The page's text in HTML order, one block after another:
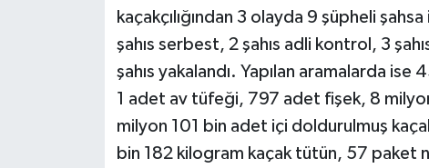
kaçakçılığından 3 olayda 9 şüpheli
şahıs serbest, 2 şahıs adli kontrol, 3
şahıs yakalandı. Yapılan aramalarda
1 adet av tüfeği, 797 adet fişek, 8
milyon 101 bin adet içi doldurulmuş
bin 182 kilogram kaçak tütün, 57 paket